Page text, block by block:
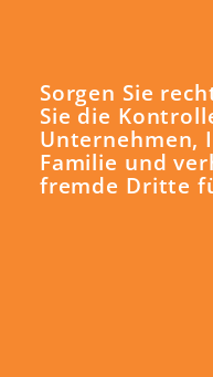
Sorgen Sie
Sie die
Unternehmen,
Familie und
fremde Dritte